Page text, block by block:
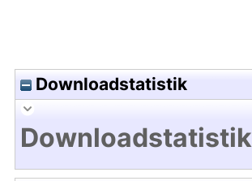
Downloadstatistik
Downloadstatistik